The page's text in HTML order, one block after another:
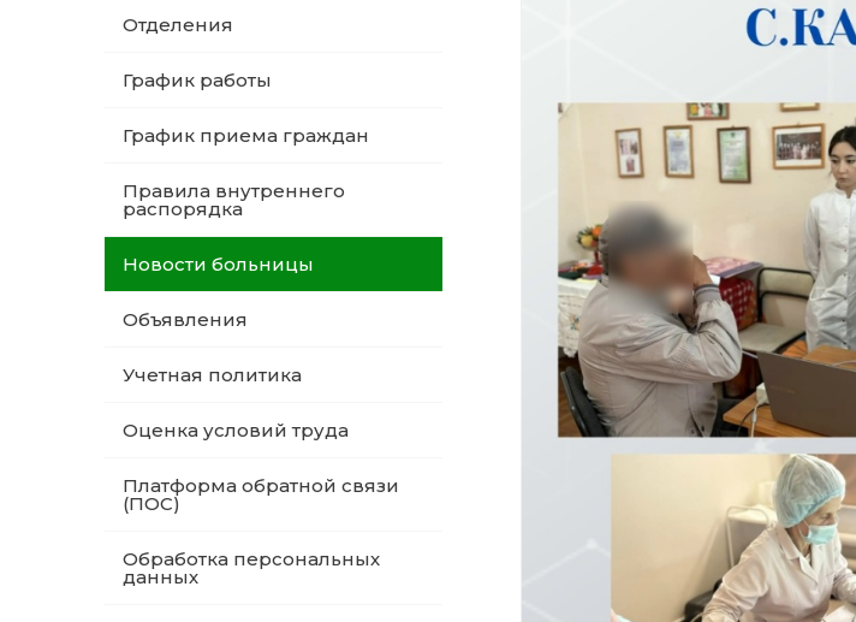
Отделения
График работы
График приема граждан
Правила внутреннего
распорядка
Новости больницы
Объявления
Учетная политика
Оценка условий труда
Платформа обратной связи
(ПОС)
Обработка персональных
данных